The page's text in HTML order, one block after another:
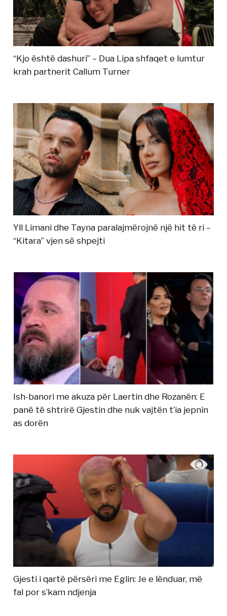
“Kjo është dashuri” – Dua Lipa shfaqet e lumtur
krah partnerit Callum Turner
Yll Limani dhe Tayna paralajmërojnë një hit të ri –
“Kitara” vjen së shpejti
Ish-banori me akuza për Laertin dhe Rozanën: E
panë të shtrirë Gjestin dhe nuk vajtën t’ia jepnin
as dorën
Gjesti i qartë përsëri me Eglin: Je e lënduar, më
fal por s’kam ndjenja